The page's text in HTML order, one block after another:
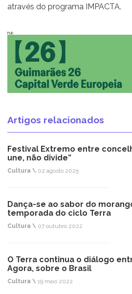
através do programa IMPACTA.
Pub
Artigos relacionados
Festival Extremo entre
une, não divide”
Cultura \ 02 agosto 2025
Dança-se ao sabor do
temporada do ciclo Terra
Cultura \ 07 outubro 2022
O Terra continua o diálogo
Agora, sobre o Brasil
Cultura \ 19 maio 2022